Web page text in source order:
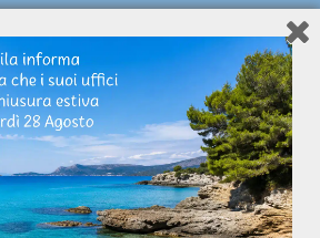
Correlati